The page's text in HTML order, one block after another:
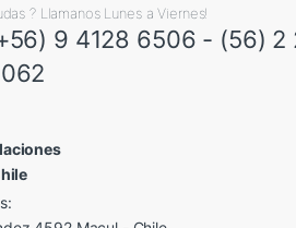
? Llamanos Lunes a Viernes!
9 4128 6506 - (56) 2